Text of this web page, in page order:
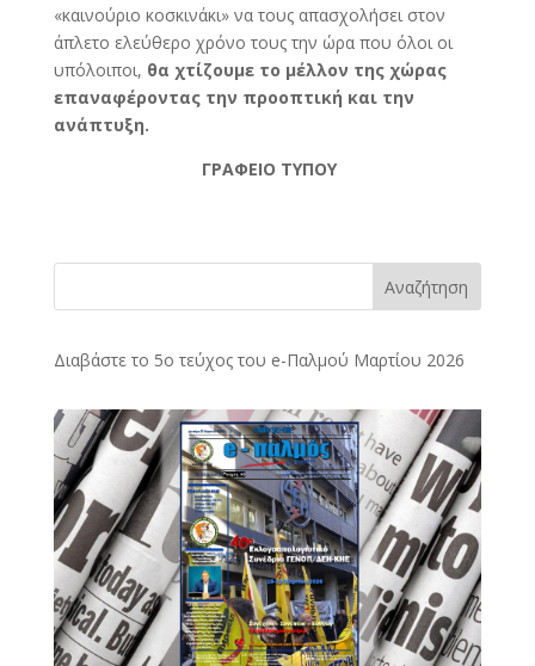
«καινούριο κοσκινάκι» να τους απασχολήσει στον
άπλετο ελεύθερο χρόνο τους την ώρα που όλοι οι
υπόλοιποι, θα χτίζουμε το μέλλον της χώρας
επαναφέροντας την προοπτική και την
ανάπτυξη.
ΓΡΑΦΕΙΟ ΤΥΠΟΥ
Αναζήτηση
Διαβάστε το 5ο τεύχος του e-Παλμού Μαρτίου 2026